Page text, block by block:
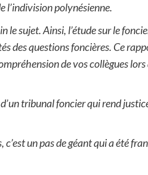
l’indivision polynésienne.
le sujet. Ainsi, l’étude sur le
des questions foncières. Ce
de vos collègues lors
tribunal foncier qui rend
un pas de géant qui a été